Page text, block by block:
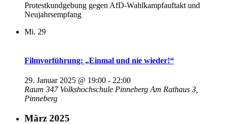
Protestkundgebung gegen AfD-Wahlkampfauftakt und
Neujahrsempfang
Mi. 29
Filmvorführung: „Einmal und nie wieder!“
29. Januar 2025 @ 19:00 - 22:00
Raum 347 Volkshochschule Pinneberg Am Rathaus 3,
Pinneberg
März 2025